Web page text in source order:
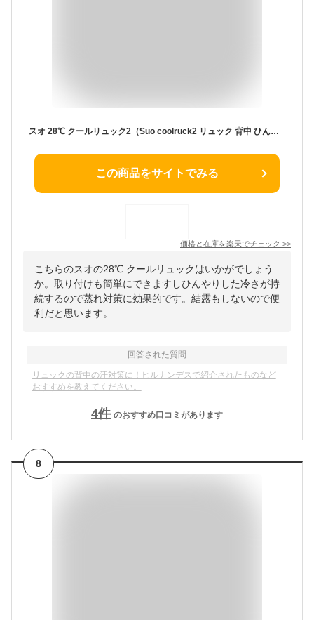
スオ 28℃ クールリュック2（Suo coolruck2 リュック 背中 ひんやり 熱中症対策 暑さ対策 炎天下 アウトドア クール ユニセックス）【メール便送料無料】
この商品をサイトでみる
価格と在庫を楽天でチェック >>
こちらのスオの28℃ クールリュックはいかがでしょう
か。取り付けも簡単にできますしひんやりした冷さが持
続するので蒸れ対策に効果的です。結露もしないので便
利だと思います。
回答された質問
リュックの背中の汗対策に！ヒルナンデスで紹介されたものなど
おすすめを教えてください。
4件 のおすすめ口コミがあります
8